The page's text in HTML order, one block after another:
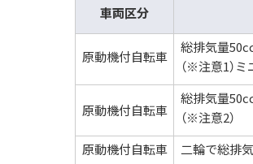
車両区分
原動機付自転車
総排気量
（※注意1）
原動機付自転車
総排気量
（※注意2）
原動機付自転車 二輪で総排